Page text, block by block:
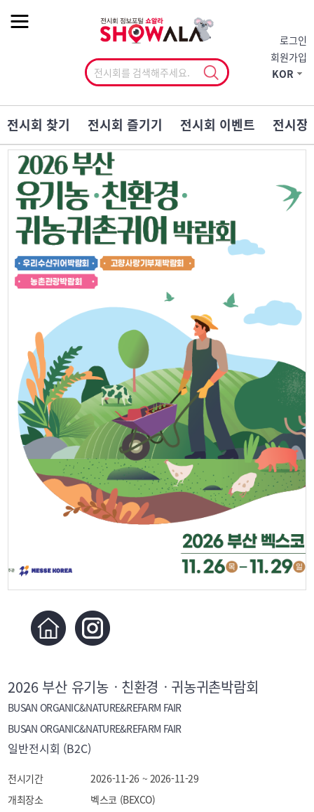
로그인
회원가입
KOR
전시회 찾기 전시회 즐기기 전시회 이벤트 전시장
2026 부산 유기농ㆍ친환경ㆍ귀농귀촌박람회
BUSAN ORGANIC&NATURE&REFARM FAIR
BUSAN ORGANIC&NATURE&REFARM FAIR
일반전시회 (B2C)
전시기간
2026-11-26 ~ 2026-11-29
개최장소
벡스코 (BEXCO)